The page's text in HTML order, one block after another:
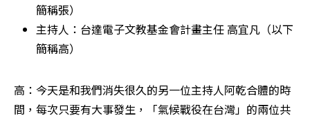
簡稱張）
主持人：台達電子文教基金會計畫主任 高宜凡（以下
簡稱高）
高：今天是和我們消失很久的另一位主持人阿乾合體的時
間，每次只要有大事發生，「氣候戰役在台灣」的兩位共